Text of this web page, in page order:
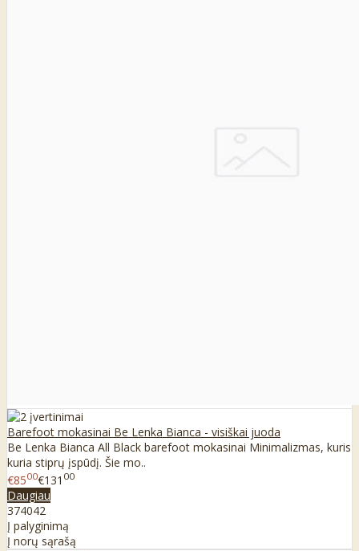
Barefoot mokasinai Be Lenka Bianca - visiškai juoda
Be Lenka Bianca All Black barefoot mokasinai Minimalizmas, kuris
kuria stiprų įspūdį. Šie mo..
€8500€131 00
Daugiau
374042
Į palyginimą
Į norų sąrašą